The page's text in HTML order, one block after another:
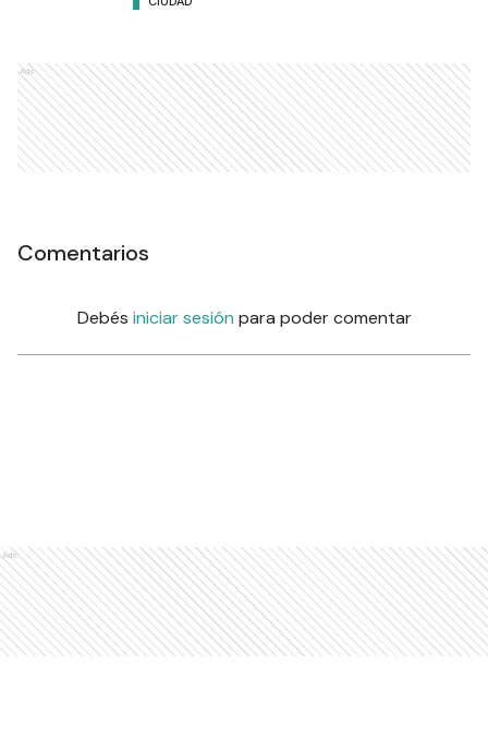
Ads
Comentarios
Debés iniciar sesión para poder comentar
Ads